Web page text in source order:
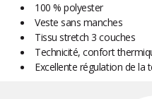
100 % polyester
Veste sans manches
Tissu stretch 3 couches
Technicité, confort
Excellente régulation de la